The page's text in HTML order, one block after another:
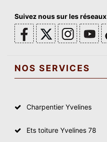
Suivez nous sur les réseaux
NOS SERVICES
Charpentier Yvelines
Ets toiture Yvelines 78